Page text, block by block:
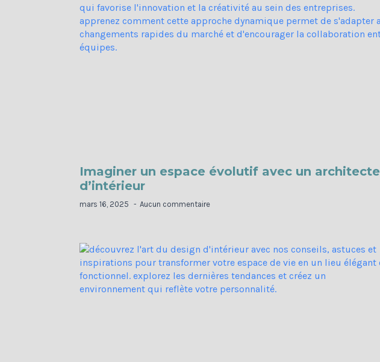
Imaginer un espace évolutif avec un architecte
d’intérieur
mars 16, 2025 Aucun commentaire